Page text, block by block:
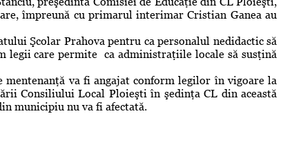
împreună cu primarul interimar Cristian Ganea au
Şcolar Prahova pentru ca personalul nedidactic să
legii care permite ca administraţiile locale să susţină
va fi angajat conform legilor în vigoare la
Consiliului Local Ploieşti în şedinţa CL din această
municipiu nu va fi afectată.